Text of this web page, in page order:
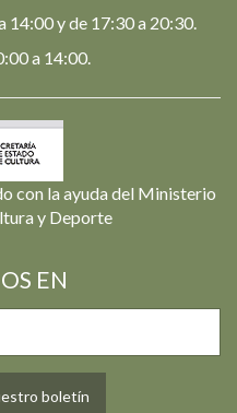
14:00 y de 17:30 a 20:30.
a 14:00.
con la ayuda del Ministerio
y Deporte
EN
boletín